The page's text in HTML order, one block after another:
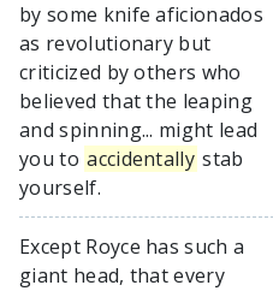
by some knife aficionados
as revolutionary but
criticized by others who
believed that the leaping
and spinning... might lead
you to accidentally stab
yourself.
Except Royce has such a
giant head, that every